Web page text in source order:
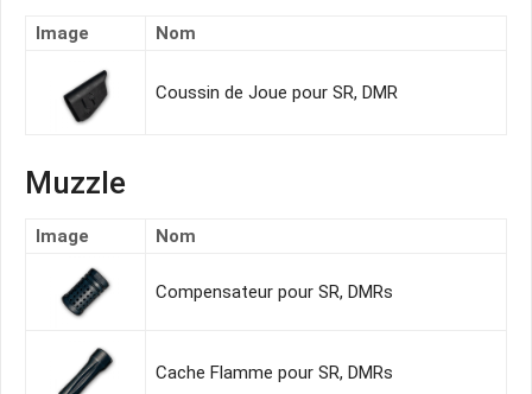
Image Nom
Coussin de Joue pour SR, DMR
Muzzle
Image Nom
Compensateur pour SR, DMRs
Cache Flamme pour SR, DMRs